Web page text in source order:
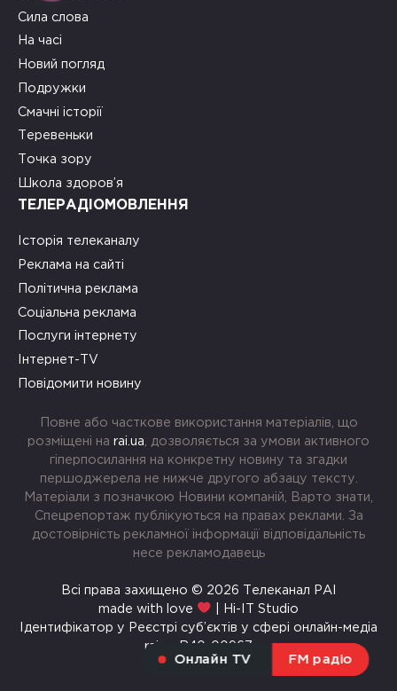
Онлайн TV FM радіо
Сила слова
На часі
Новий погляд
Подружки
Смачні історії
Теревеньки
Точка зору
Школа здоров’я
ТЕЛЕРАДІОМОВЛЕННЯ
Історія телеканалу
Реклама на сайті
Політична реклама
Соціальна реклама
Послуги інтернету
Інтернет-TV
Повідомити новину
Повне або часткове використання матеріалів, що
розміщені на rai.ua , дозволяється за умови активного
гіперпосилання на конкретну новину та згадки
першоджерела не нижче другого абзацу тексту.
Матеріали з позначкою Новини компаній, Варто знати,
Спецрепортаж публікуються на правах реклами. За
достовірність рекламної інформації відповідальність
несе рекламодавець
Всі права захищено © 2026 Телеканал РАІ
made with love
| Hi-IT Studio
Ідентифікатор у Реєстрі суб’єктів у сфері онлайн-медіа
rai.ua R40-00967